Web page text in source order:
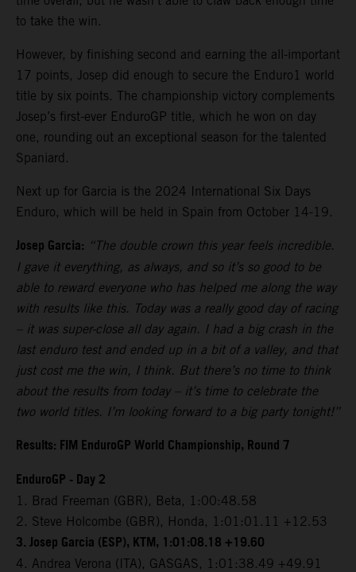
to take the win.
However, by finishing second and earning the all-important
17 points, Josep did enough to secure the Enduro1 world
title by six points. The championship victory complements
Josep’s first-ever EnduroGP title, which he won on day
one, rounding out an exceptional season for the talented
Spaniard.
Next up for Garcia is the 2024 International Six Days
Enduro, which will be held in Spain from October 14-19.
Josep Garcia: “The double crown this year feels incredible.
I gave it everything, as always, and so it’s so good to be
able to reward everyone who has helped me along the way
with results like this. Today was a really good day of racing
– it was super-close all day again. I had a big crash in the
last enduro test and ended up in a bit of a valley, and that
just cost me the win, I think. But there’s no time to think
about the results from today – it’s time to celebrate the
two world titles. I’m looking forward to a big party tonight!”
Results: FIM EnduroGP World Championship, Round 7
EnduroGP - Day 2
1. Brad Freeman (GBR), Beta, 1:00:48.58
2. Steve Holcombe (GBR), Honda, 1:01:01.11 +12.53
3. Josep Garcia (ESP), KTM, 1:01:08.18 +19.60
4. Andrea Verona (ITA), GASGAS, 1:01:38.49 +49.91